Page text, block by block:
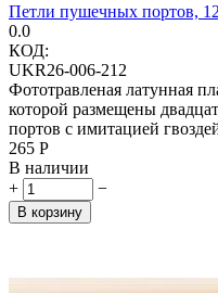
Петли пушечных портов,
0.0
КОД:
UKR26-006-212
Фототравленая латунная
которой размещены
портов с имитацией
‍265‍ Р
В наличии
+
−
В корзину